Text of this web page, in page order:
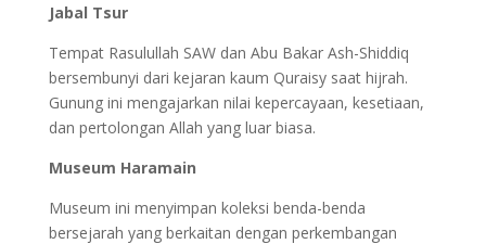
Jabal Tsur
Tempat Rasulullah SAW dan Abu Bakar Ash-Shiddiq
bersembunyi dari kejaran kaum Quraisy saat hijrah.
Gunung ini mengajarkan nilai kepercayaan, kesetiaan,
dan pertolongan Allah yang luar biasa.
Museum Haramain
Museum ini menyimpan koleksi benda-benda
bersejarah yang berkaitan dengan perkembangan